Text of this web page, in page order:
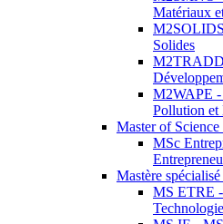
Matériaux
Solides
M2WAPE
Pollution et
Master of
MSc
Mastère
MS ETRE